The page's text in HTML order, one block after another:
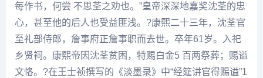
每作书，何尝 不思荃之劝也。”皇帝深深地嘉奖沈荃的忠
心，甚至他的后人也受益匪浅。?康熙二十三年，沈荃官
至礼部侍郎，詹事府正詹事职而去世。卒年61岁。入祀
乡贤祠。康熙帝因沈荃贫困，特赐白金5 百两祭葬；赐谥
文恪。?在王士祯撰写的《淡墨录》中“经筵讲官得赐谥”1